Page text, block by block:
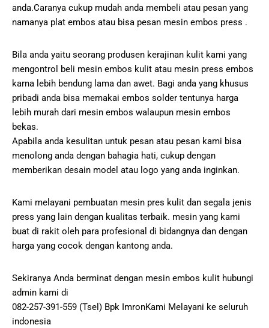
anda.Caranya cukup mudah anda membeli atau pesan yang
namanya plat embos atau bisa pesan mesin embos press .
Bila anda yaitu seorang produsen kerajinan kulit kami yang
mengontrol beli mesin embos kulit atau mesin press embos
karna lebih bendung lama dan awet. Bagi anda yang khusus
pribadi anda bisa memakai embos solder tentunya harga
lebih murah dari mesin embos walaupun mesin embos
bekas.
Apabila anda kesulitan untuk pesan atau pesan kami bisa
menolong anda dengan bahagia hati, cukup dengan
memberikan desain model atau logo yang anda inginkan.
Kami melayani pembuatan mesin pres kulit dan segala jenis
press yang lain dengan kualitas terbaik. mesin yang kami
buat di rakit oleh para profesional di bidangnya dan dengan
harga yang cocok dengan kantong anda.
Sekiranya Anda berminat dengan mesin embos kulit hubungi
admin kami di
082-257-391-559 (Tsel) Bpk ImronKami Melayani ke seluruh
indonesia